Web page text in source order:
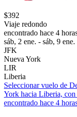
$392
Viaje redondo
encontrado hace 4
sáb, 2 ene. - sáb, 9 ene.
JFK
Nueva York
LIR
Liberia
Seleccionar vuelo de
York hacia Liberia, con
encontrado hace 4